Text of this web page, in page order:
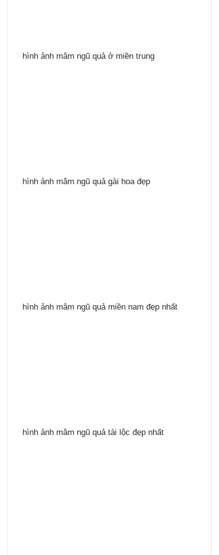
hình ảnh mâm ngũ quả ở miền trung
hình ảnh mâm ngũ quả gài hoa đẹp
hình ảnh mâm ngũ quả miền nam đẹp nhất
hình ảnh mâm ngũ quả tài lộc đẹp nhất